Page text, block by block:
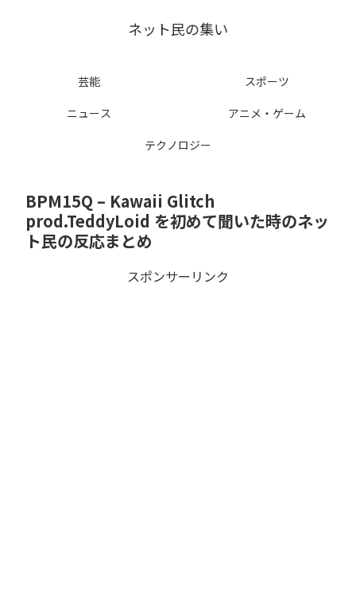
ネット民の集い
芸能
スポーツ
ニュース
アニメ・ゲーム
テクノロジー
BPM15Q – Kawaii Glitch
prod.TeddyLoid を初めて聞いた時のネッ
ト民の反応まとめ
スポンサーリンク